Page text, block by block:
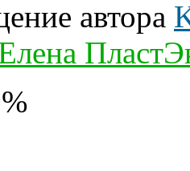
автора